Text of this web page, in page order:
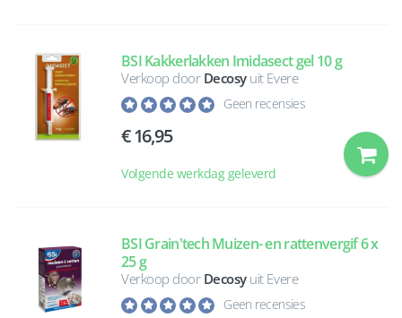
BSI Kakkerlakken Imidasect gel 10 g
Verkoop door Decosyuit Evere
Geen recensies
16,95
Volgende werkdag geleverd
BSI Grain'tech Muizen- en rattenvergif 6 x
25 g
Verkoop door Decosyuit Evere
Geen recensies